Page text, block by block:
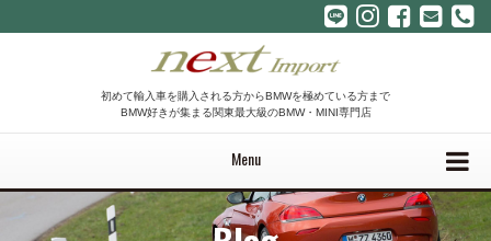
初めて輸入車を購入される方からBMWを極めている方まで
BMW好きが集まる関東最大級のBMW・MINI専門店
Menu